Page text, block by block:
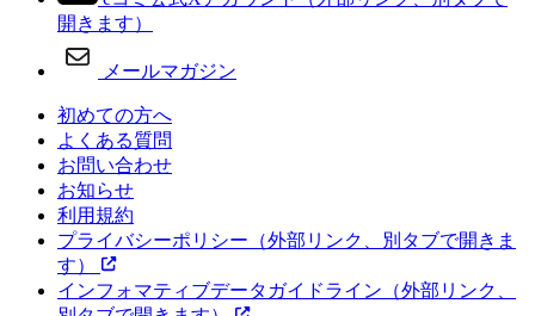
開きます）
メールマガジン
初めての方へ
よくある質問
お問い合わせ
お知らせ
利用規約
プライバシーポリシー （外部リンク、別タブで開きま
す）
インフォマティブデータガイドライン （外部リンク、